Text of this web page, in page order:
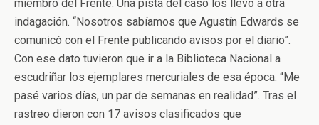
miembro del Frente. Una pista del caso los llevó a otra
indagación. “Nosotros sabíamos que Agustín Edwards se
comunicó con el Frente publicando avisos por el diario”.
Con ese dato tuvieron que ir a la Biblioteca Nacional a
escudriñar los ejemplares mercuriales de esa época. “Me
pasé varios días, un par de semanas en realidad”. Tras el
rastreo dieron con 17 avisos clasificados que